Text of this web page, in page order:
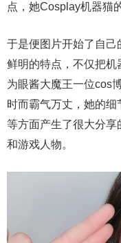
点，她Cosplay机器猫
于是便图片开始了自
鲜明的特点，不仅把
为眼酱大魔王一位cos
时而霸气万丈，她的
等方面产生了很大分
和游戏人物。